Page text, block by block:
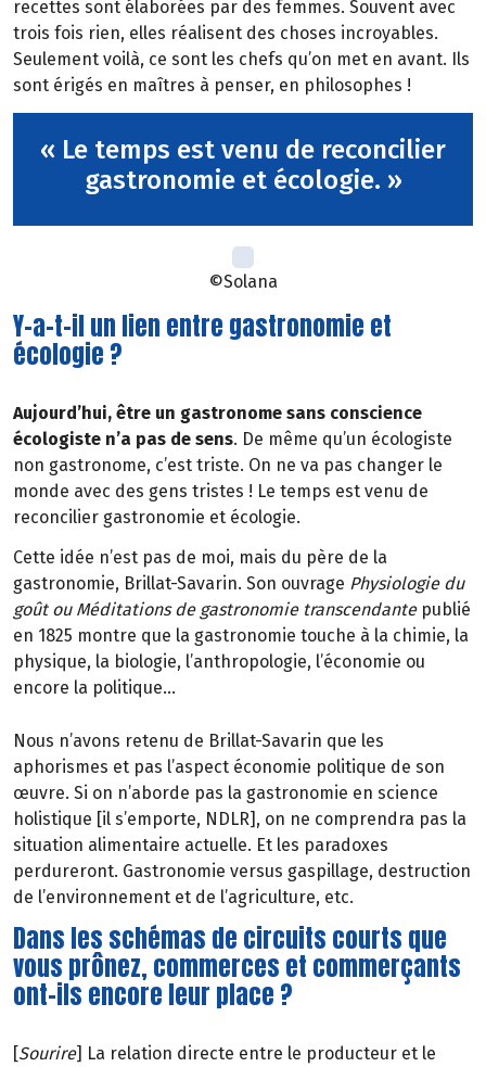
recettes sont élaborées par des femmes. Souvent avec
trois fois rien, elles réalisent des choses incroyables.
Seulement voilà, ce sont les chefs qu’on met en avant. Ils
sont érigés en maîtres à penser, en philosophes !
« Le temps est venu de reconcilier
gastronomie et écologie. »
©Solana
Y-a-t-il un lien entre gastronomie et
écologie ?
Aujourd’hui, être un gastronome sans conscience
écologiste n’a pas de sens. De même qu’un écologiste
non gastronome, c’est triste. On ne va pas changer le
monde avec des gens tristes ! Le temps est venu de
reconcilier gastronomie et écologie.
Cette idée n’est pas de moi, mais du père de la
gastronomie, Brillat-Savarin. Son ouvrage Physiologie du
goût ou Méditations de gastronomie transcendantepublié
en 1825 montre que la gastronomie touche à la chimie, la
physique, la biologie, l’anthropologie, l’économie ou
encore la politique…
Nous n’avons retenu de Brillat-Savarin que les
aphorismes et pas l’aspect économie politique de son
œuvre. Si on n’aborde pas la gastronomie en science
holistique [il s’emporte, NDLR], on ne comprendra pas la
situation alimentaire actuelle. Et les paradoxes
perdureront. Gastronomie versus gaspillage, destruction
de l’environnement et de l’agriculture, etc.
Dans les schémas de circuits courts que
vous prônez, commerces et commerçants
ont-ils encore leur place ?
[Sourire] La relation directe entre le producteur et le